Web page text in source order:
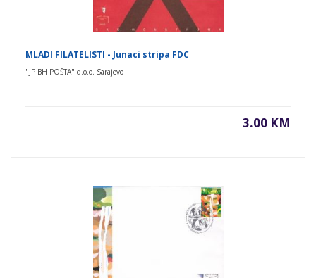
MLADI FILATELISTI - Junaci stripa FDC
"JP BH POŠTA" d.o.o. Sarajevo
3.00 KM